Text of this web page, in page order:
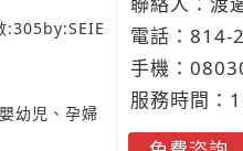
:305by:SEIE
幼児、孕婦
電話： 814-2
手機： 0803
服務時間：